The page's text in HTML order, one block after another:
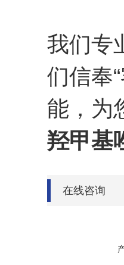
我们专
们信奉
能，为
羟甲基
在线咨询